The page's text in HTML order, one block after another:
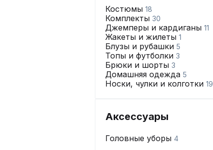
Костюмы 18
Комплекты 30
Джемперы и кардиганы 11
Жакеты и жилеты 1
Блузы и рубашки 5
Топы и футболки 3
Брюки и шорты 3
Домашняя одежда 5
Носки, чулки и колготки 19
Аксессуары
Головные уборы 4